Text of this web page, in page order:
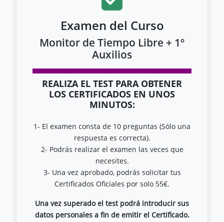
Examen del Curso
Monitor de Tiempo Libre + 1º
Auxilios
REALIZA EL TEST PARA OBTENER
LOS CERTIFICADOS EN UNOS
MINUTOS:
1- El examen consta de 10 preguntas (Sólo una
respuesta es correcta).
2- Podrás realizar el examen las veces que
necesites.
3- Una vez aprobado, podrás solicitar tus
Una vez superado el test podrá introducir sus
datos personales a fin de emitir el Certificado.